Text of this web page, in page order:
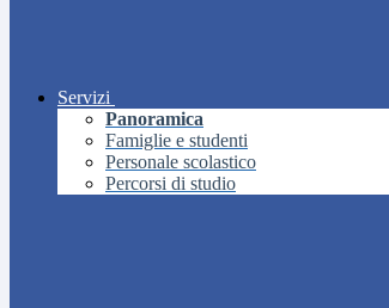
Servizi
Panoramica
Famiglie e studenti
Personale scolastico
Percorsi di studio